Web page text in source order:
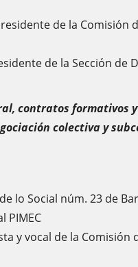
de la Comisión
de la Sección de
contratos formativos
colectiva y
lo Social núm. 23 de
PIMEC
y vocal de la Comisión